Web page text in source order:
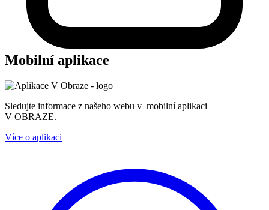
Mobilní aplikace
Sledujte informace z našeho webu v mobilní aplikaci –
V OBRAZE.
Více o aplikaci